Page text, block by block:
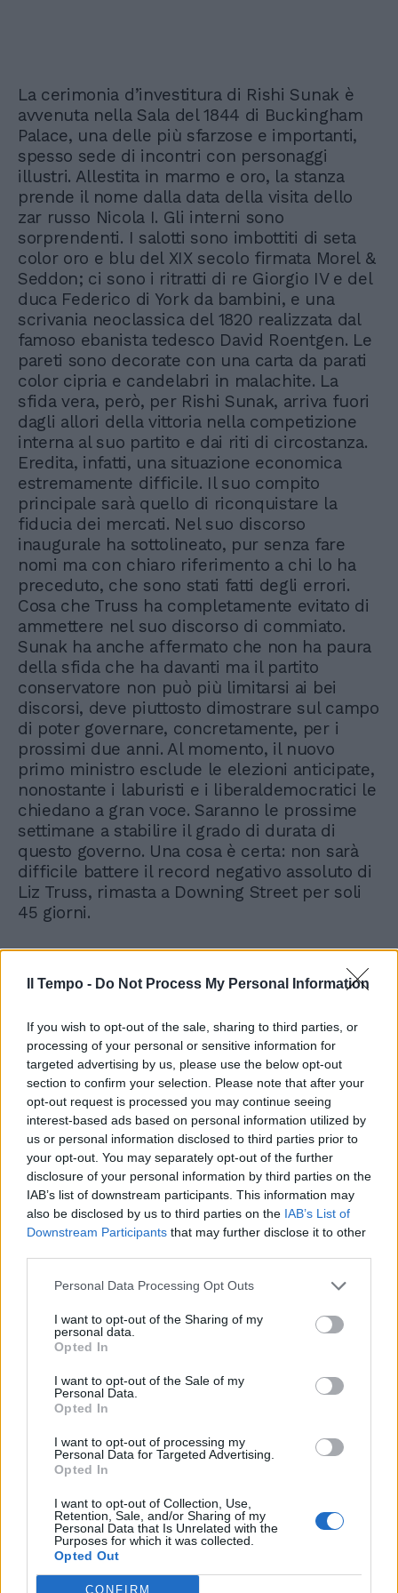
Il Tempo - Do Not Process My Personal Information
If you wish to opt-out of the sale, sharing to third parties, or
processing of your personal or sensitive information for
targeted advertising by us, please use the below opt-out
section to confirm your selection. Please note that after your
opt-out request is processed you may continue seeing
interest-based ads based on personal information utilized by
us or personal information disclosed to third parties prior to
your opt-out. You may separately opt-out of the further
disclosure of your personal information by third parties on the
IAB’s list of downstream participants. This information may
also be disclosed by us to third parties on the IAB’s List of
Downstream Participants that may further disclose it to other
Personal Data Processing Opt Outs
I want to opt-out of the Sharing of my
personal data.
Opted In
I want to opt-out of the Sale of my
Personal Data.
Opted In
I want to opt-out of processing my
Personal Data for Targeted Advertising.
Opted In
I want to opt-out of Collection, Use,
Retention, Sale, and/or Sharing of my
Personal Data that Is Unrelated with the
Purposes for which it was collected.
Opted Out
CONFIRM
La cerimonia d’investitura di Rishi Sunak è
avvenuta nella Sala del 1844 di Buckingham
Palace, una delle più sfarzose e importanti,
spesso sede di incontri con personaggi
illustri. Allestita in marmo e oro, la stanza
prende il nome dalla data della visita dello
zar russo Nicola I. Gli interni sono
sorprendenti. I salotti sono imbottiti di seta
color oro e blu del XIX secolo firmata Morel &
Seddon; ci sono i ritratti di re Giorgio IV e del
duca Federico di York da bambini, e una
scrivania neoclassica del 1820 realizzata dal
famoso ebanista tedesco David Roentgen. Le
pareti sono decorate con una carta da parati
color cipria e candelabri in malachite. La
sfida vera, però, per Rishi Sunak, arriva fuori
dagli allori della vittoria nella competizione
interna al suo partito e dai riti di circostanza.
Eredita, infatti, una situazione economica
estremamente difficile. Il suo compito
principale sarà quello di riconquistare la
fiducia dei mercati. Nel suo discorso
inaugurale ha sottolineato, pur senza fare
nomi ma con chiaro riferimento a chi lo ha
preceduto, che sono stati fatti degli errori.
Cosa che Truss ha completamente evitato di
ammettere nel suo discorso di commiato.
Sunak ha anche affermato che non ha paura
della sfida che ha davanti ma il partito
conservatore non può più limitarsi ai bei
discorsi, deve piuttosto dimostrare sul campo
di poter governare, concretamente, per i
prossimi due anni. Al momento, il nuovo
primo ministro esclude le elezioni anticipate,
nonostante i laburisti e i liberaldemocratici le
chiedano a gran voce. Saranno le prossime
settimane a stabilire il grado di durata di
questo governo. Una cosa è certa: non sarà
difficile battere il record negativo assoluto di
Liz Truss, rimasta a Downing Street per soli
45 giorni.